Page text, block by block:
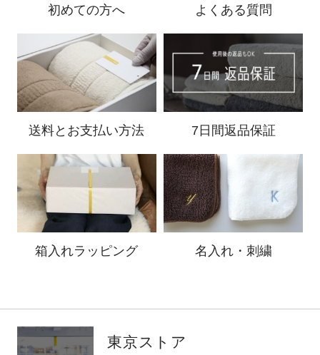
初めての方へ よくある質問
送料と お支払い方法 7日間返品保証
箱入れラッピング 名入れ・刺繍
東京ストア